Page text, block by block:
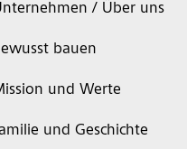
/ Über uns
bauen
und Werte
und Geschichte